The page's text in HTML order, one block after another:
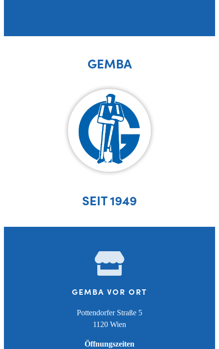
GEMBA
SEIT 1949
GEMBA VOR ORT
Pottendorfer Straße 5
1120 Wien
Öffnungszeiten